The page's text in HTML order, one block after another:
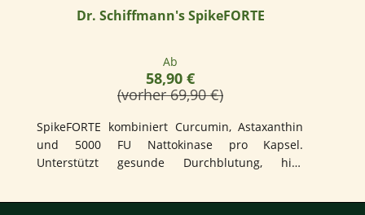
Dr. Schiffmann's SpikeFORTE
Regulärer Preis:
Ab
58,90 €
(vorher 69,90 €)
SpikeFORTE kombiniert Curcumin, Astaxanthin
und 5000 FU Nattokinase pro Kapsel.
Unterstützt gesunde Durchblutung, hilft